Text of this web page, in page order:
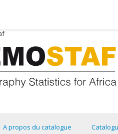
A propos du catalogue